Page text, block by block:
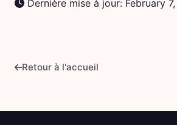
Dernière mise à jour: February
Retour à l'accueil